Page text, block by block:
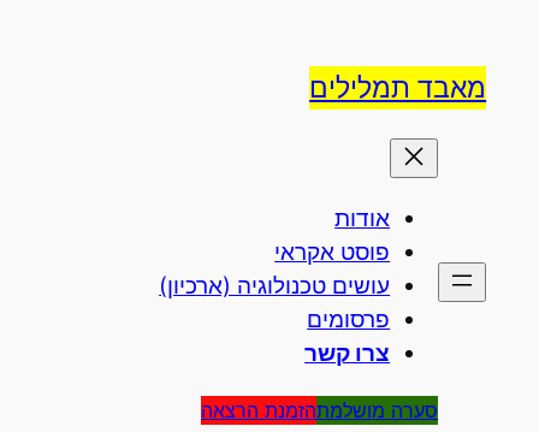
מאבד תמלילים
אודות
פוסט אקראי
עושים טכנולוגיה (ארכיון)
פרסומים
צרו קשר
סערה מושלמתהזמנת הרצאה